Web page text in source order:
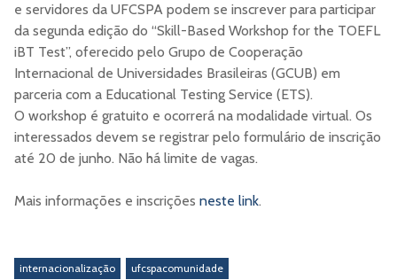
e servidores da UFCSPA podem se inscrever para participar
da segunda edição do “Skill-Based Workshop for the TOEFL
iBT Test”, oferecido pelo Grupo de Cooperação
Internacional de Universidades Brasileiras (GCUB) em
parceria com a Educational Testing Service (ETS).
O workshop é gratuito e ocorrerá na modalidade virtual. Os
interessados devem se registrar pelo formulário de inscrição
até 20 de junho. Não há limite de vagas.
Mais informações e inscrições neste link.
internacionalização ufcspacomunidade